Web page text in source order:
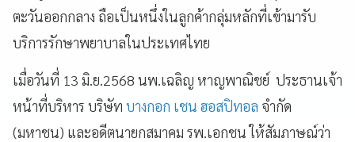
ตะวันออกกลาง ถือเป็นหนึ่งในลูกค้ากลุ่มหลักที่เข้ามารับ
บริการรักษาพยาบาลในประเทศไทย
เมื่อวันที่ 13 มิ.ย.2568 นพ.เฉลิญ หาญพาณิชย์ ประธานเจ้า
หน้าที่บริหาร บริษัท บางกอก เชน ฮอสปิทอล จำกัด
(มหาชน) และอดีตนายกสมาคม รพ.เอกชน ให้สัมภาษณ์ว่า